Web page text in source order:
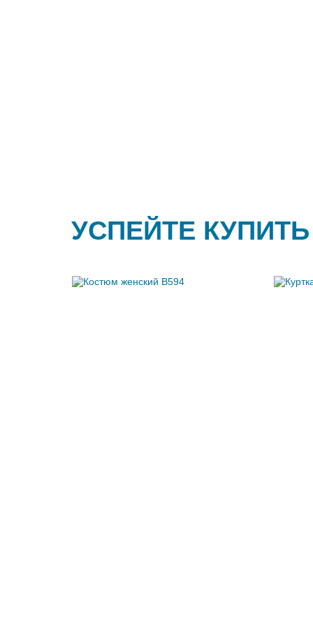
УСПЕЙТЕ КУПИТЬ